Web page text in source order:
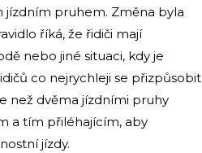
jízdním pruhem. Změna byla
říká, že řidiči mají
nebo jiné situaci, kdy je
co nejrychleji se přizpůsobit
než dvěma jízdními pruhy
a tím přiléhajícím, aby
jízdy.